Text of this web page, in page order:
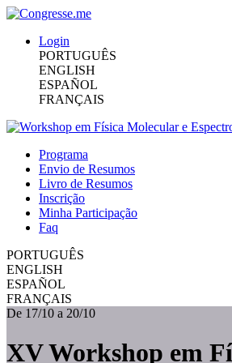
Login
PORTUGUÊS
ENGLISH
ESPAÑOL
FRANÇAIS
Programa
Envio de Resumos
Livro de Resumos
Inscrição
Minha Participação
Faq
PORTUGUÊS
ENGLISH
ESPAÑOL
FRANÇAIS
De 17/10 a 20/10
XV Workshop em